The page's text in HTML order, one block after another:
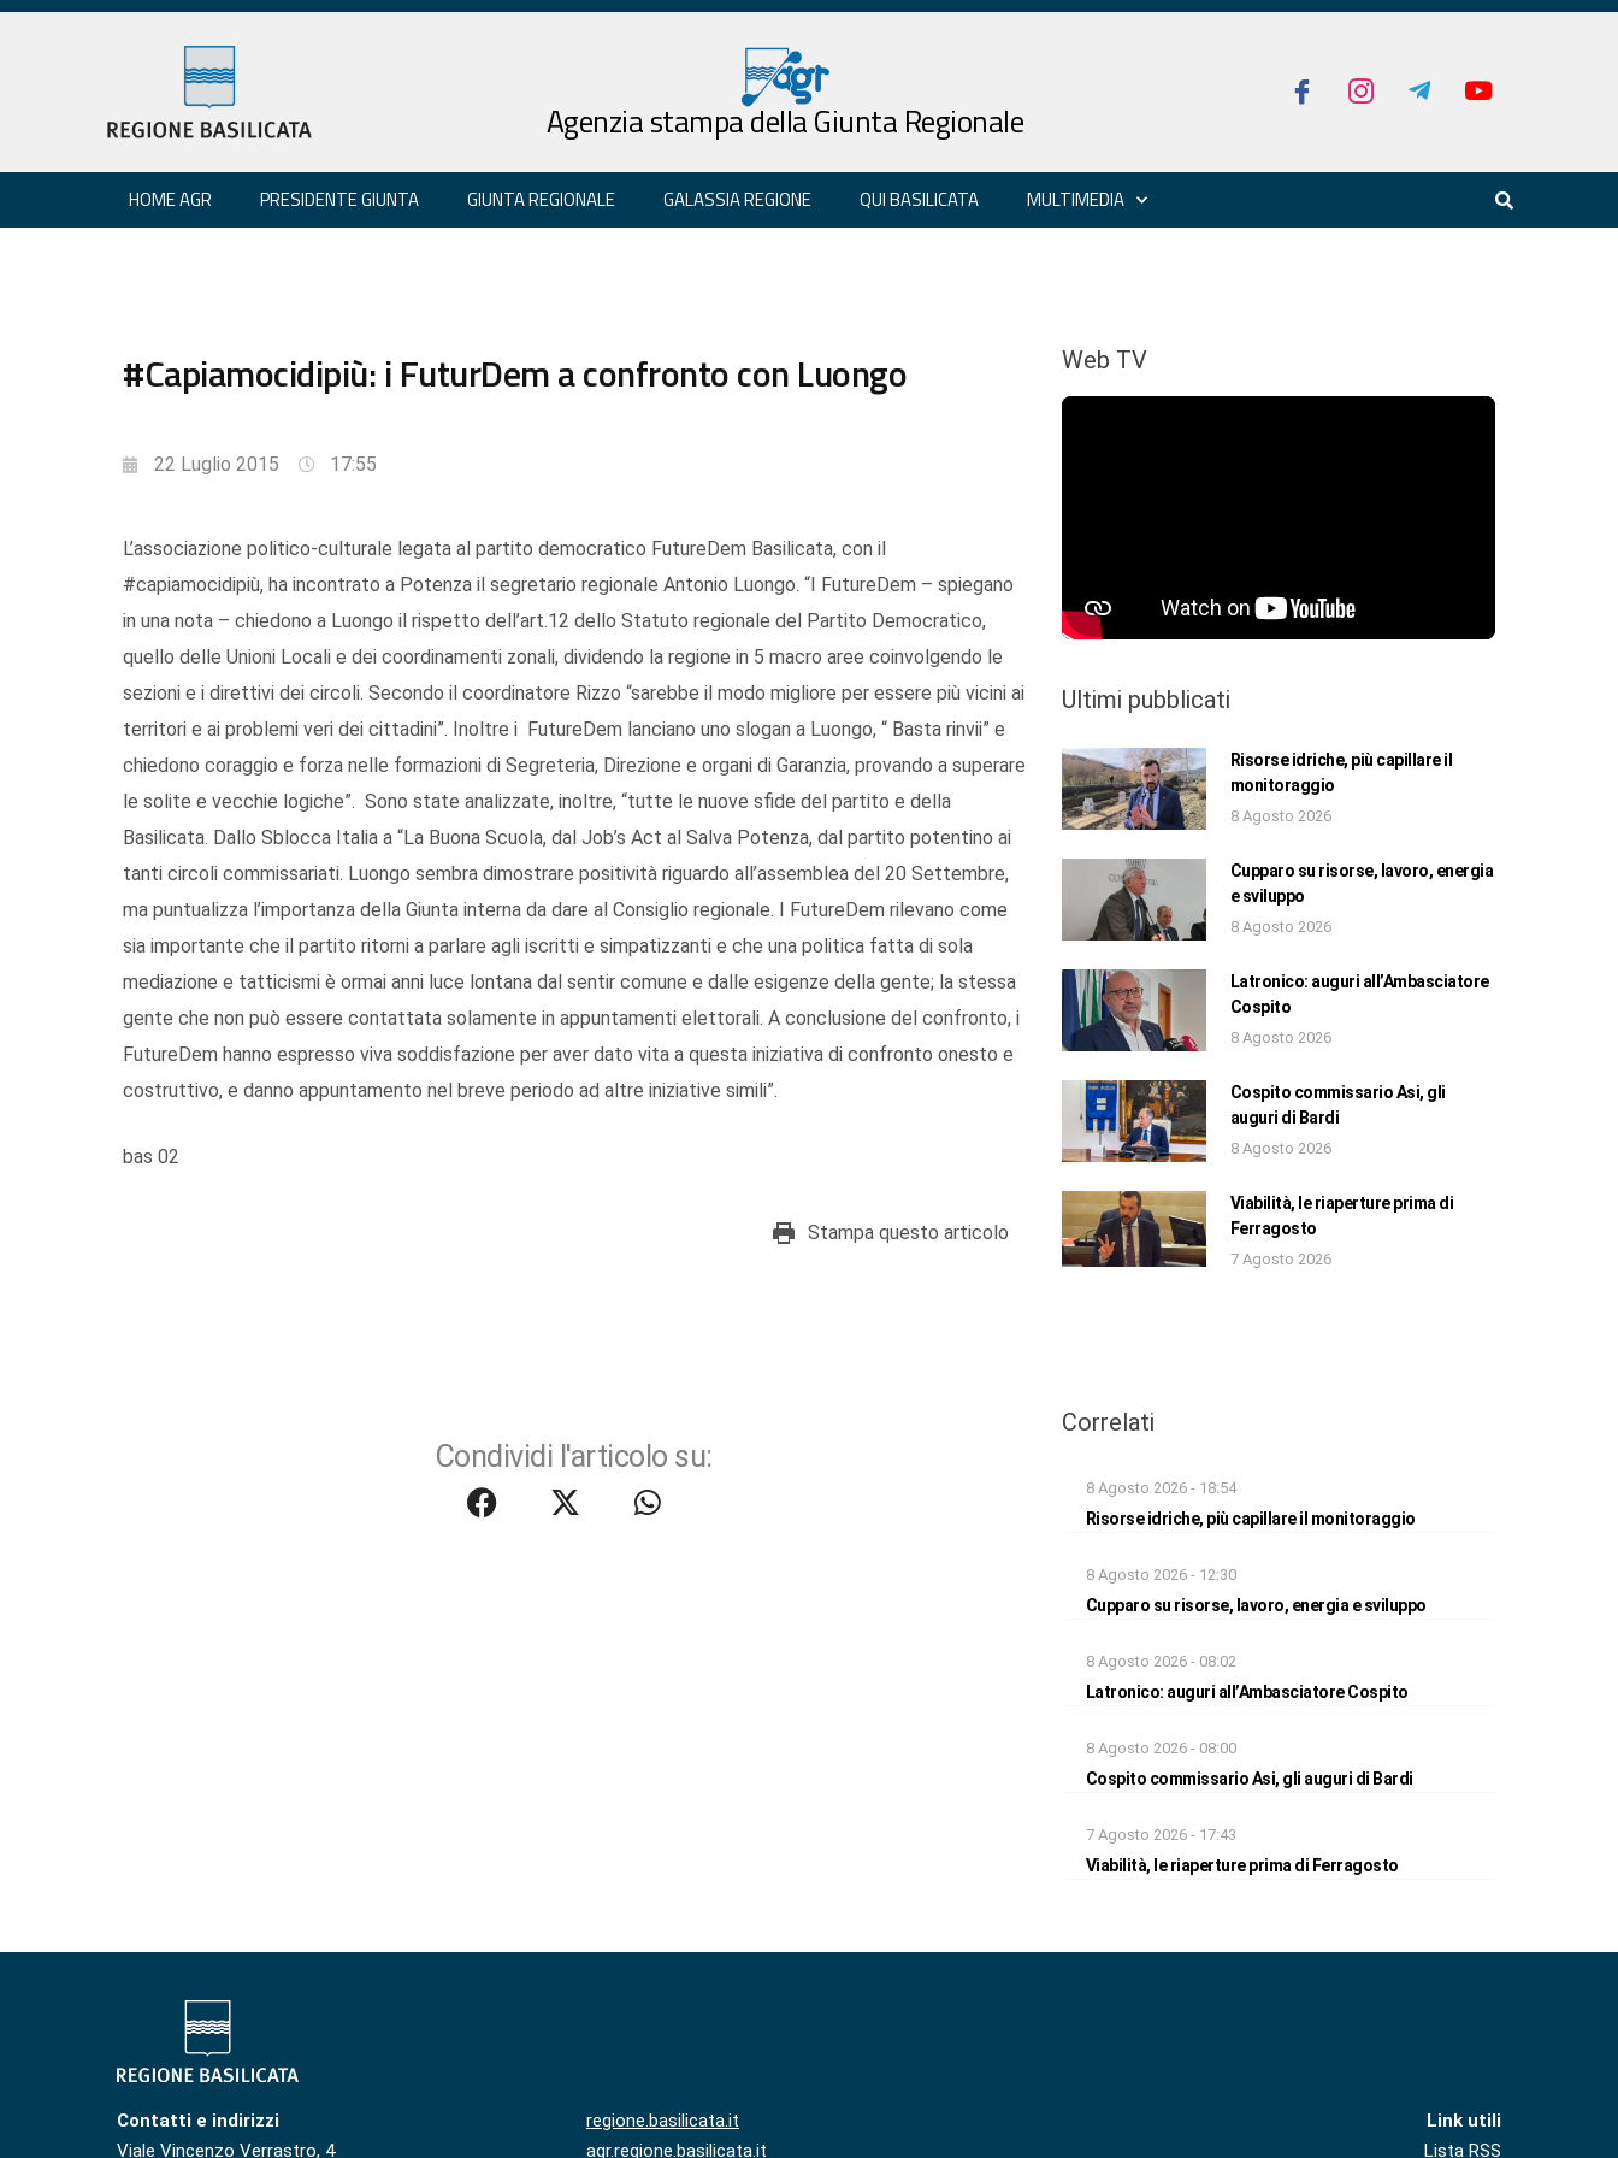
Agenzia stampa della Giunta Regionale
HOME AGR PRESIDENTE GIUNTA GIUNTA REGIONALE GALASSIA REGIONE QUI BASILICATA MULTIMEDIA
#Capiamocidipiù: i FuturDem a confronto con Luongo
22 Luglio 2015 17:55
L’associazione politico-culturale legata al partito democratico FutureDem Basilicata, con il
#capiamocidipiù, ha incontrato a Potenza il segretario regionale Antonio Luongo. “I FutureDem – spiegano
in una nota – chiedono a Luongo il rispetto dell’art.12 dello Statuto regionale del Partito Democratico,
quello delle Unioni Locali e dei coordinamenti zonali, dividendo la regione in 5 macro aree coinvolgendo le
sezioni e i direttivi dei circoli. Secondo il coordinatore Rizzo “sarebbe il modo migliore per essere più vicini ai
territori e ai problemi veri dei cittadini”. Inoltre i FutureDem lanciano uno slogan a Luongo, “ Basta rinvii” e
chiedono coraggio e forza nelle formazioni di Segreteria, Direzione e organi di Garanzia, provando a superare
le solite e vecchie logiche”. Sono state analizzate, inoltre, “tutte le nuove sfide del partito e della
Basilicata. Dallo Sblocca Italia a “La Buona Scuola, dal Job’s Act al Salva Potenza, dal partito potentino ai
tanti circoli commissariati. Luongo sembra dimostrare positività riguardo all’assemblea del 20 Settembre,
ma puntualizza l’importanza della Giunta interna da dare al Consiglio regionale. I FutureDem rilevano come
sia importante che il partito ritorni a parlare agli iscritti e simpatizzanti e che una politica fatta di sola
mediazione e tatticismi è ormai anni luce lontana dal sentir comune e dalle esigenze della gente; la stessa
gente che non può essere contattata solamente in appuntamenti elettorali. A conclusione del confronto, i
FutureDem hanno espresso viva soddisfazione per aver dato vita a questa iniziativa di confronto onesto e
costruttivo, e danno appuntamento nel breve periodo ad altre iniziative simili”.
bas 02
Stampa questo articolo
Condividi l'articolo su:
Web TV
Ultimi pubblicati
Risorse idriche, più capillare il
monitoraggio
8 Agosto 2026
Cupparo su risorse, lavoro, energia
e sviluppo
8 Agosto 2026
Latronico: auguri all’Ambasciatore
Cospito
8 Agosto 2026
Cospito commissario Asi, gli
auguri di Bardi
8 Agosto 2026
Viabilità, le riaperture prima di
Ferragosto
7 Agosto 2026
Correlati
8 Agosto 2026 - 18:54
Risorse idriche, più capillare il monitoraggio
8 Agosto 2026 - 12:30
Cupparo su risorse, lavoro, energia e sviluppo
8 Agosto 2026 - 08:02
Latronico: auguri all’Ambasciatore Cospito
8 Agosto 2026 - 08:00
Cospito commissario Asi, gli auguri di Bardi
7 Agosto 2026 - 17:43
Viabilità, le riaperture prima di Ferragosto
Contatti e indirizzi
Viale Vincenzo Verrastro, 4
regione.basilicata.it
agr.regione.basilicata.it
Link utili
Lista RSS